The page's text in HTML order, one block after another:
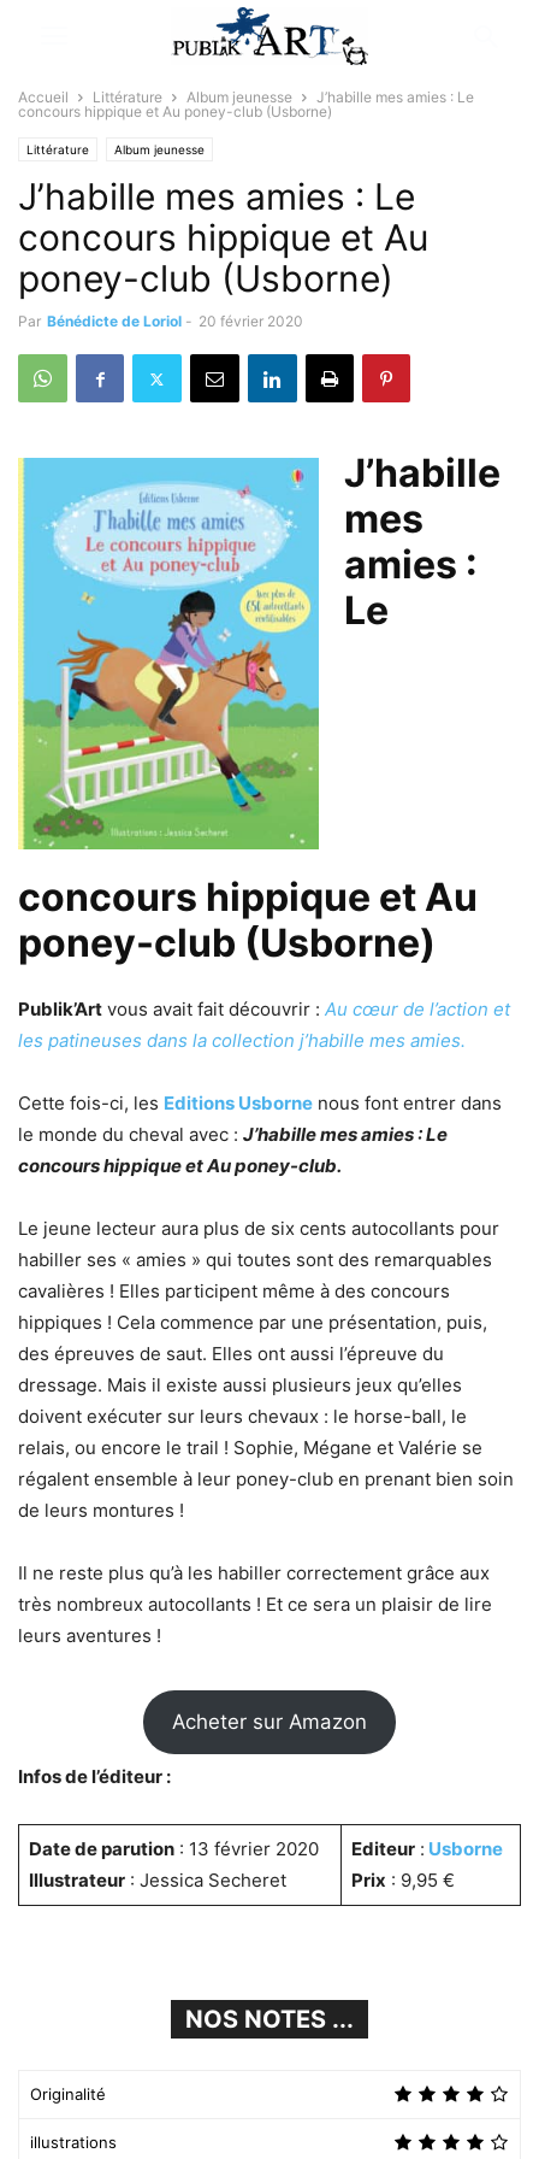
Accueil Littérature Album jeunesse
J’habille mes amies : Le
concours hippique et Au poney-club (Usborne)
Littérature Album jeunesse
J’habille mes amies : Le
concours hippique et Au
poney-club (Usborne)
Par Bénédicte de Loriol - 20 février 2020
J’habille
mes
amies :
Le
concours hippique et Au
poney-club (Usborne)
Publik’Art vous avait fait découvrir : Au cœur de l’action et
les patineuses dans la collection j’habille mes amies.
Cette fois-ci, les Editions Usborne nous font entrer dans
le monde du cheval avec : J’habille mes amies : Le
concours hippique et Au poney-club.
Le jeune lecteur aura plus de six cents autocollants pour
habiller ses « amies » qui toutes sont des remarquables
cavalières ! Elles participent même à des concours
hippiques ! Cela commence par une présentation, puis,
des épreuves de saut. Elles ont aussi l’épreuve du
dressage. Mais il existe aussi plusieurs jeux qu’elles
doivent exécuter sur leurs chevaux : le horse-ball, le
relais, ou encore le trail ! Sophie, Mégane et Valérie se
régalent ensemble à leur poney-club en prenant bien soin
de leurs montures !
Il ne reste plus qu’à les habiller correctement grâce aux
très nombreux autocollants ! Et ce sera un plaisir de lire
leurs aventures !
Acheter sur Amazon
Infos de l’éditeur :
Date de parution: 13 février 2020
Illustrateur: Jessica Secheret
Editeur: Usborne
Prix : 9,95 €
NOS NOTES ...
Originalité
illustrations